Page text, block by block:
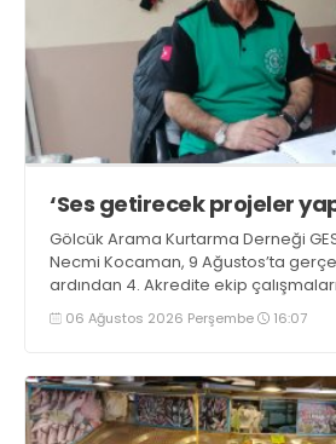
‘Ses getirecek projeler
Gölcük Arama Kurtarma Derneği
Necmi Kocaman, 9 Ağustos’ta
ardından 4. Akredite ekip
tamamlayacaklarını ifade ederek
bulundu. Kocaman, “Gölcük’te ve
06 Ağustos 2026 Perşembe 16:07